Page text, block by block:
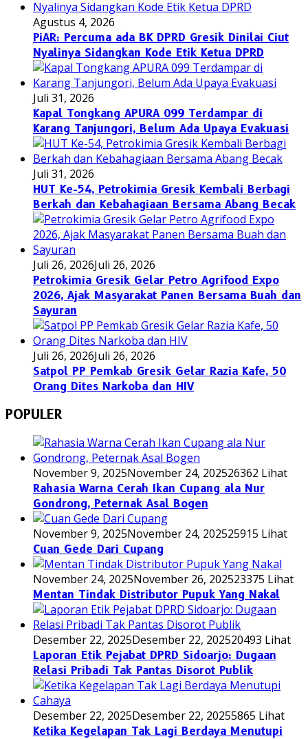
Agustus 4, 2026
PiAR: Percuma ada BK DPRD Gresik Dinilai Ciut
Nyalinya Sidangkan Kode Etik Ketua DPRD
Juli 31, 2026
Kapal Tongkang APURA 099 Terdampar di
Karang Tanjungori, Belum Ada Upaya Evakuasi
Juli 31, 2026
HUT Ke-54, Petrokimia Gresik Kembali Berbagi
Berkah dan Kebahagiaan Bersama Abang Becak
Juli 26, 2026Juli 26, 2026
Petrokimia Gresik Gelar Petro Agrifood Expo
2026, Ajak Masyarakat Panen Bersama Buah dan
Sayuran
Juli 26, 2026Juli 26, 2026
Satpol PP Pemkab Gresik Gelar Razia Kafe, 50
Orang Dites Narkoba dan HIV
POPULER
November 9, 2025November 24, 202526362 Lihat
Rahasia Warna Cerah Ikan Cupang ala Nur
Gondrong, Peternak Asal Bogen
November 9, 2025November 24, 202525915 Lihat
Cuan Gede Dari Cupang
November 24, 2025November 26, 202523375 Lihat
Mentan Tindak Distributor Pupuk Yang Nakal
Desember 22, 2025Desember 22, 202520493 Lihat
Laporan Etik Pejabat DPRD Sidoarjo: Dugaan
Relasi Pribadi Tak Pantas Disorot Publik
Desember 22, 2025Desember 22, 20255865 Lihat
Ketika Kegelapan Tak Lagi Berdaya Menutupi